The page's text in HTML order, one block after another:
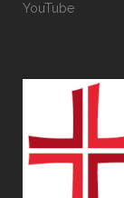
YouTube